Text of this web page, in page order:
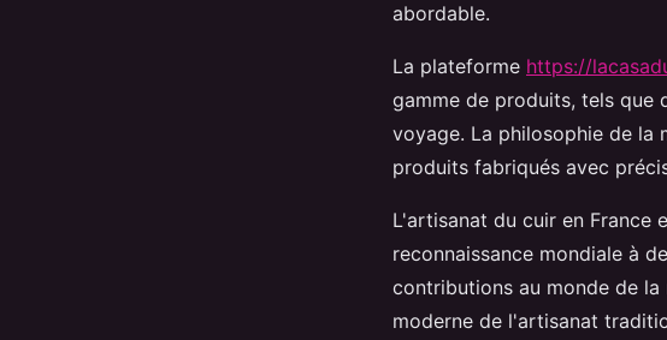
abordable.
La plateforme https://
gamme de produits, tels que
voyage. La philosophie de la
produits fabriqués avec
L'artisanat du cuir en France
reconnaissance mondiale à
contributions au monde de
moderne de l'artisanat